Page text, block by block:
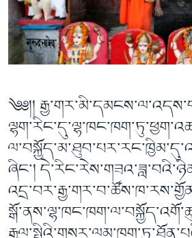
འཚོལ་
ཞིབ་
བསྐྱོད།
དྲ་བརྙན་གསར་འགྱུར།
ཁ་བའི་མི་སྣ།
བུད་མེད་ལེ་ཚན།
ཆབ་སྲིད་བཙོན་པ་ངོ་སྤྲོད།
བགྲོ་གླེང་མདུན་ལྕོག
བསྐྱར་ཞིབ།
པོ་ཊི་ཁ་སི།
ཕ་ཡུལ་གླེང་སྟེགས།
ཆོས་རིག་ལེ་ཚན།
གཞོན་སྐྱེས་དང་ཤེས་ཡོན།
འཕྲོད་བསྟེན་དང་དོན་ལྡན་གྱི་མི་ཚེ།
གངས་རིའི་བྲག་ཅ།
Learning English
རྗེས་འབྲངས།
སྐད་ཡིག
༄༅།།
ཞིང་།